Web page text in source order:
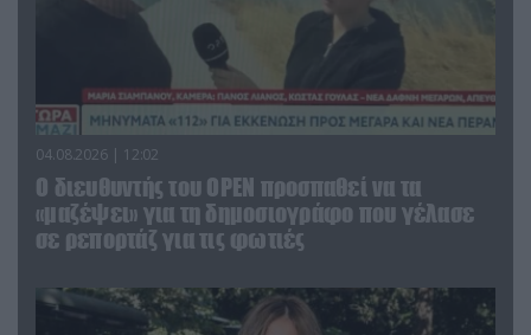
04.08.2026 | 12:02
O διευθυντής του OPEN προσπαθεί να τα
«μαζέψει» για τη δημοσιογράφο που γέλασε
σε ρεπορτάζ για τις φωτιές